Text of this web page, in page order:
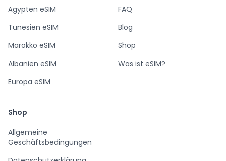
Ägypten eSIM
Tunesien eSIM
Marokko eSIM
Albanien eSIM
Europa eSIM
FAQ
Blog
Shop
Was ist eSIM?
Shop
Allgemeine
Geschäftsbedingungen